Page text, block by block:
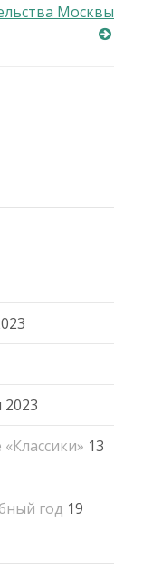
Москвы
2023
13
год 19